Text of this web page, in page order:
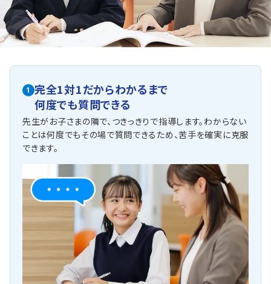
教室までは自転車で約8分です。生徒さま一人ひとりに適
した指導で、定期試験対策・受験対策を行っています。
他にも以下の学校に対応しています
・西中学校 ・老松中学校
【私立中学校】
・横浜英和中学校 ・関東学院六浦中学校
・横浜雙葉中学校 ・神奈川学園中学校
・早稲田中学校 他
1
完全1対1だからわかるまで
何度でも質問できる
先生がお子さまの隣で、つきっきりで指導します。わからない
ことは何度でもその場で質問できるため、苦手を確実に克服
できます。